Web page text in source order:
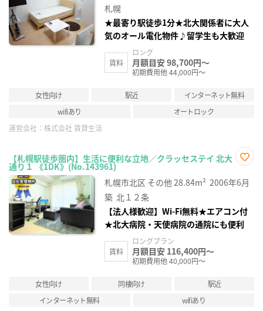
札幌
★最寄り駅徒歩1分★北大関係者に大人
気のオール電化物件♪留学生も大歓迎
賃料
ロング
月額目安 98,700円～
初期費用他 44,000円～
女性向け 駅近
インターネット無料
wifiあり
オートロック
運営会社： 株式会社 賃貸生活
【札幌駅徒歩圏内】生活に便利な立地／クラッセステイ 北大
通り１ 《1DK》(No.143961)
に入
り登
札幌市北区 その他28.84m² 2006年6月
築 北１２条
【法人様歓迎】Wi-Fi無料★エアコン付
★北大病院・天使病院の通院にも便利
賃料
ロングプラン
月額目安 116,400円～
初期費用他 40,000円～
女性向け 同棲向け
駅近
インターネット無料
wifiあり